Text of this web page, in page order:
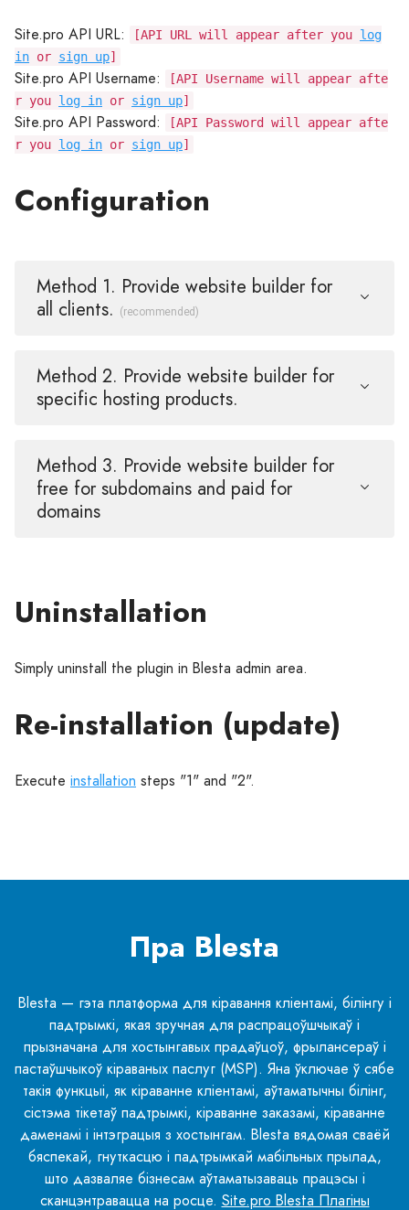
Site.pro API URL: [API URL will appear after you log
in or sign up]
Site.pro API Username:
[API Username will appear afte
r you log in or sign up]
Site.pro API Password:
[API Password will appear afte
r you log in or sign up]
Configuration
Method 1. Provide website builder for
all clients.
(recommended)
Method 2. Provide website builder for
specific hosting products.
Method 3. Provide website builder for
free for subdomains and paid for
domains
Uninstallation
Simply uninstall the plugin in Blesta admin area.
Re-installation (update)
Execute installation steps "1" and "2".
Пра Blesta
Blesta — гэта платформа для кіравання кліентамі, білінгу і
падтрымкі, якая зручная для распрацоўшчыкаў і
прызначана для хостынгавых прадаўцоў, фрылансераў і
пастаўшчыкоў кіраваных паслуг (MSP). Яна ўключае ў сябе
такія функцыі, як кіраванне кліентамі, аўтаматычны білінг,
сістэма тікетаў падтрымкі, кіраванне заказамі, кіраванне
даменамі і інтэграцыя з хостынгам. Blesta вядомая сваёй
бяспекай, гнуткасцю і падтрымкай мабільных прылад,
што дазваляе бізнесам аўтаматызаваць працэсы і
сканцэнтравацца на росце. Site.pro Blesta Плагіны